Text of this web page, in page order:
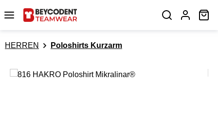
Zum Hauptinhalt springen
HERREN Poloshirts Kurzarm
Bildergalerie überspringen